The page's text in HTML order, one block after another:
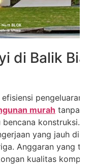
di Balik
pengeluaran
murah tanpa
konstruksi.
yang jauh di
Anggaran yang
kualitas